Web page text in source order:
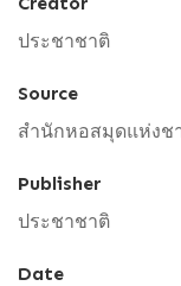
ประชาชาติ
Source
สำนักหอสมุดแห่งช
Publisher
ประชาชาติ
Date